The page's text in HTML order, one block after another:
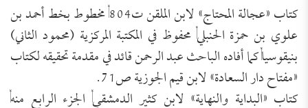
كتاب «عجالة المحتاج» لابن الملقن ت804, مخطوط بخط أحمد بن
علوي بن حمزة الحنبلي, محفوظ في المكتبة المركزية (محمود الثاني)
بنيقوسيا, كما أفاده الباحث عبد الرحمن قائد في مقدمة تحقيقه لكتاب
«مفتاح دار السعادة» لابن قيم الجوزية ص71.
كتاب «البداية والنهاية» لابن كثير الدمشقي, الجزء الرابع منه,